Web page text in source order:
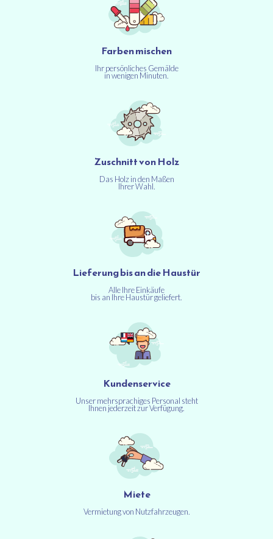
Farben mischen
Ihr persönliches Gemälde
in wenigen Minuten.
Zuschnitt von Holz
Das Holz in den Maßen
Ihrer Wahl.
Lieferung bis an die Haustür
Alle Ihre Einkäufe
bis an Ihre Haustür geliefert.
Kundenservice
Unser mehrsprachiges Personal steht
Ihnen jederzeit zur Verfügung.
Miete
Vermietung von Nutzfahrzeugen.